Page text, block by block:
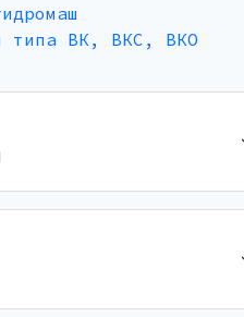
типа ВК, ВКС, ВКО